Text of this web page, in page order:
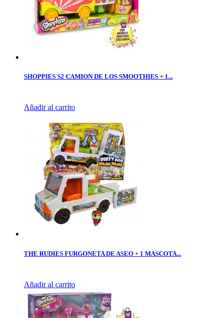
SHOPPIES S2 CAMION DE LOS SMOOTHIES + 1...
Añadir al carrito
THE RUDIES FURGONETA DE ASEO + 1 MASCOTA...
Añadir al carrito